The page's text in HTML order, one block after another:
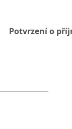
Potvrzení o